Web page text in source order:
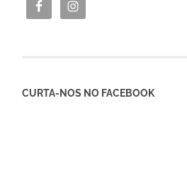
CURTA-NOS NO FACEBOOK